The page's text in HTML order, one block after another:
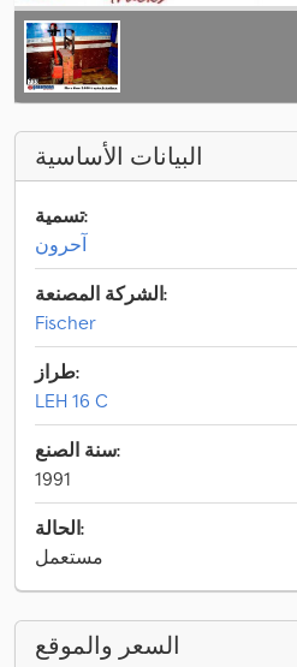
البيانات الأساسية
تسمية:
آحرون
الشركة المصنعة:
Fischer
طراز:
LEH 16 C
سنة الصنع:
1991
الحالة:
مستعمل
السعر والموقع